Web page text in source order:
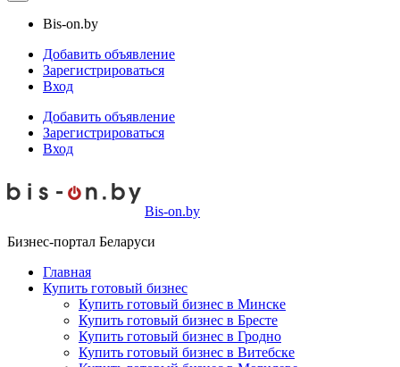
Bis-on.by
Добавить объявление
Зарегистрироваться
Вход
Добавить объявление
Зарегистрироваться
Вход
Bis-on.by
Бизнес-портал Беларуси
Главная
Купить готовый бизнес
Купить готовый бизнес в Минске
Купить готовый бизнес в Бресте
Купить готовый бизнес в Гродно
Купить готовый бизнес в Витебске